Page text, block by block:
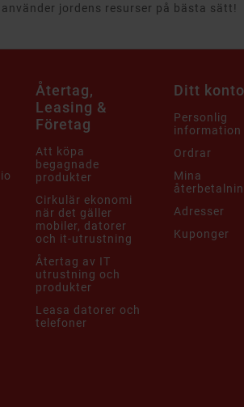
jordens resurser på bästa sätt!
Återtag,
Leasing &
Företag
Att köpa
begagnade
produkter
Cirkulär ekonomi
när det gäller
mobiler, datorer
och it-utrustning
Återtag av IT
utrustning och
produkter
Leasa datorer och
telefoner
Ditt konto
Personlig
information
Ordrar
Mina
Adresser
Kuponger